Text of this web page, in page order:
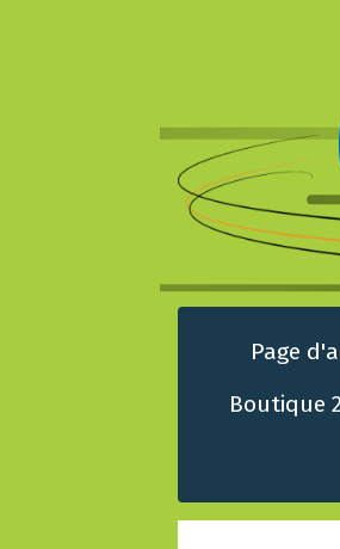
Page
Boutique